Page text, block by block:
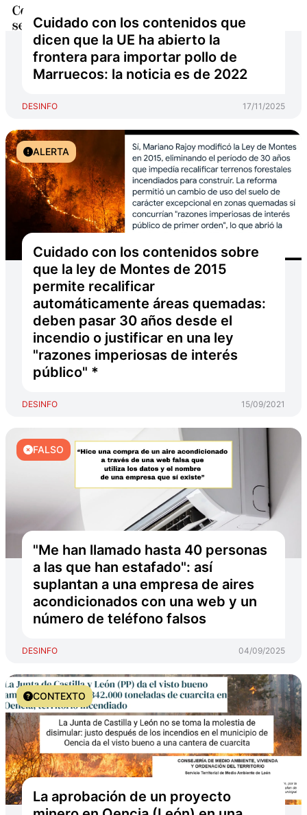
Cuidado con los contenidos que
dicen que la UE ha abierto la
frontera para importar pollo de
Marruecos: la noticia es de 2022
DESINFO 17/11/2025
ALERTA
Cuidado con los contenidos sobre
que la ley de Montes de 2015
permite recalificar
automáticamente áreas quemadas:
deben pasar 30 años desde el
incendio o justificar en una ley
"razones imperiosas de interés
público" *
DESINFO 15/09/2021
FALSO
"Me han llamado hasta 40 personas
a las que han estafado": así
suplantan a una empresa de aires
acondicionados con una web y un
número de teléfono falsos
DESINFO 04/09/2025
CONTEXTO
La aprobación de un proyecto